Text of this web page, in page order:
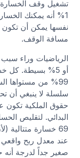
نفسها يمكن أن تكون
مسافة الوقف.
سلسلة لا ينبغي أن
البدائي. لتقليص
صغير جداً لدرجة